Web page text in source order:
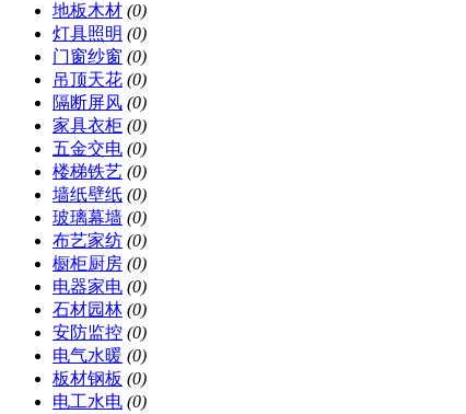
地板木材 (0)
灯具照明 (0)
门窗纱窗 (0)
吊顶天花 (0)
隔断屏风 (0)
家具衣柜 (0)
五金交电 (0)
楼梯铁艺 (0)
墙纸壁纸 (0)
玻璃幕墙 (0)
布艺家纺 (0)
橱柜厨房 (0)
电器家电 (0)
石材园林 (0)
安防监控 (0)
电气水暖 (0)
板材钢板 (0)
电工水电 (0)